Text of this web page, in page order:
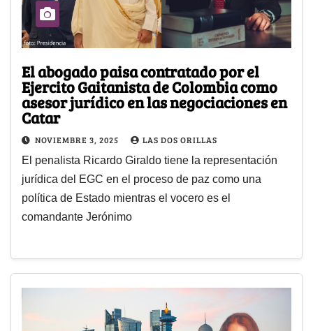
El abogado paisa contratado por el
Ejercito Gaitanista de Colombia como
asesor jurídico en las negociaciones en
Catar
NOVIEMBRE 3, 2025 LAS DOS ORILLAS
El penalista Ricardo Giraldo tiene la representación
jurídica del EGC en el proceso de paz como una
política de Estado mientras el vocero es el
comandante Jerónimo